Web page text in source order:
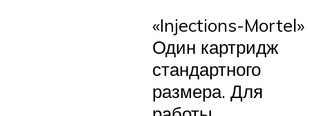
«Injections-Mortel»
Один картридж
стандартного
размера. Для